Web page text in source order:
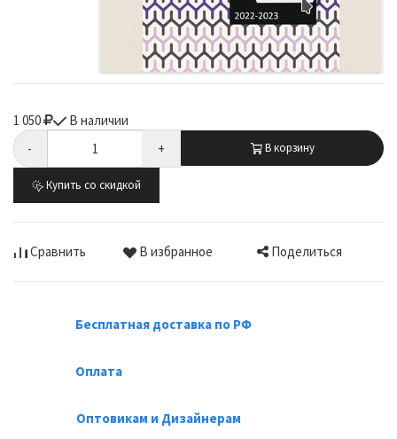
1 050
В наличии
-
+ В корзину
Купить со скидкой
Сравнить В избранное Поделиться
Бесплатная доставка по РФ
Оплата
Оптовикам и Дизайнерам